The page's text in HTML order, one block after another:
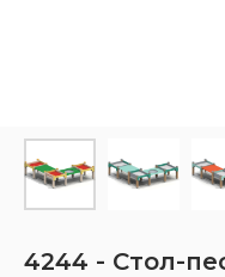
4244 - Стол-